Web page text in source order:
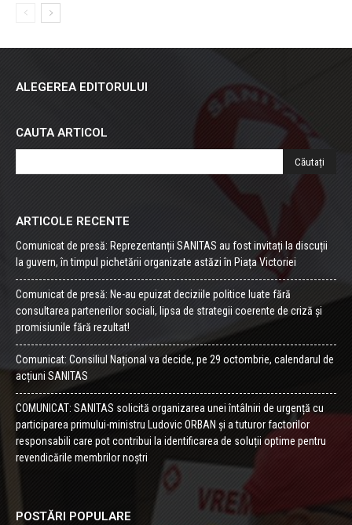
ALEGEREA EDITORULUI
CAUTA ARTICOL
ARTICOLE RECENTE
Comunicat de presă: Reprezentanții SANITAS au fost invitați la discuții
la guvern, în timpul pichetării organizate astăzi în Piața Victoriei
Comunicat de presă: Ne-au epuizat deciziile politice luate fără
consultarea partenerilor sociali, lipsa de strategii coerente de criză și
promisiunile fără rezultat!
Comunicat: Consiliul Național va decide, pe 29 octombrie, calendarul de
acțiuni SANITAS
COMUNICAT: SANITAS solicită organizarea unei întâlniri de urgență cu
participarea primului-ministru Ludovic ORBAN și a tuturor factorilor
responsabili care pot contribui la identificarea de soluții optime pentru
revendicările membrilor noștri
POSTĂRI POPULARE